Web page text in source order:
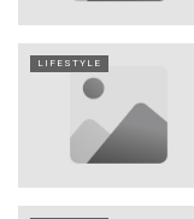
LIFESTYLE